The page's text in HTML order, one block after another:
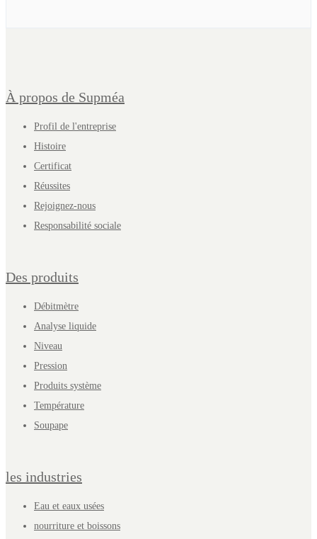
À propos de Supméa
Profil de l'entreprise
Histoire
Certificat
Réussites
Rejoignez-nous
Responsabilité sociale
Des produits
Débitmètre
Analyse liquide
Niveau
Pression
Produits système
Température
Soupape
les industries
Eau et eaux usées
nourriture et boissons